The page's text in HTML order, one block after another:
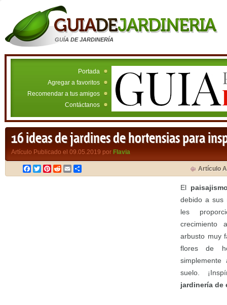
GUÍA DE JARDINERÍA
Portada
Agregar a favoritos
Recomendar a tus amigos
Contáctanos
16 ideas de jardines de hortensias para
Artículo Publicado el 09.05.2019 por Flavia
Facebook
TwitterPinterest
RedditEmail Artículo
El
debido a sus
les
crecimiento
arbusto muy
flores de
suelo.
jardinería de